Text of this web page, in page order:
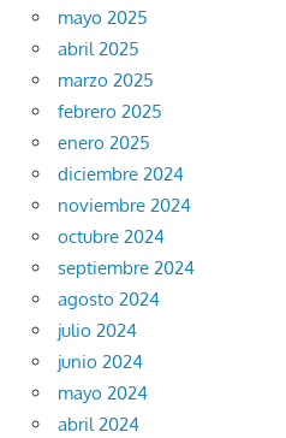
mayo 2025
abril 2025
marzo 2025
febrero 2025
enero 2025
diciembre 2024
noviembre 2024
octubre 2024
septiembre 2024
agosto 2024
julio 2024
junio 2024
mayo 2024
abril 2024